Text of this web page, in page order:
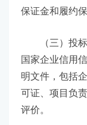
保证金和履约保
（三）投
国家企业信用
明文件，包括
可证、项目负
评价。